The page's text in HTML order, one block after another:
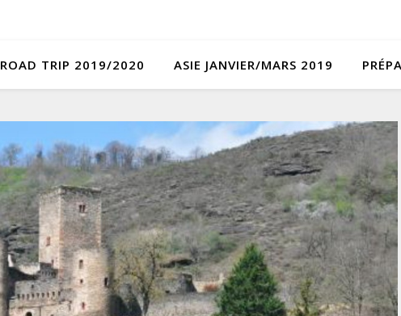
ROAD TRIP 2019/2020 ASIE JANVIER/MARS 2019